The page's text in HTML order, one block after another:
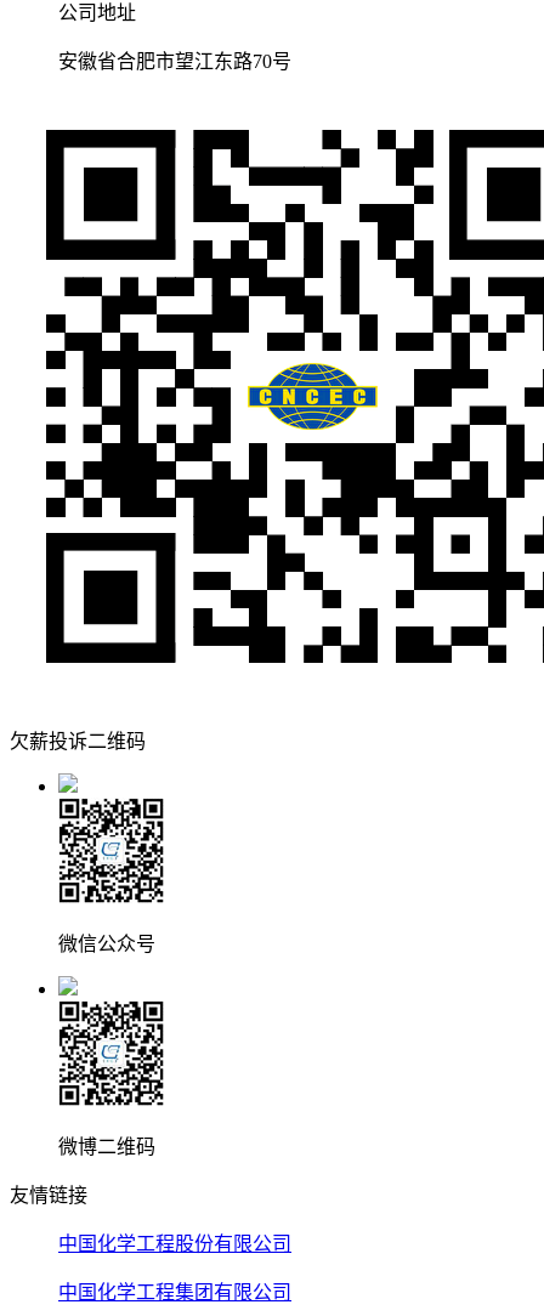
公司地址
安徽省合肥市望江东路70号
欠薪投诉二维码
微信公众号
微博二维码
友情链接
中国化学工程股份有限公司
中国化学工程集团有限公司